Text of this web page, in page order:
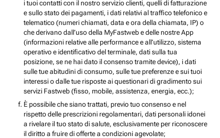
i tuoi contatti con il nostro servizio clienti, quelli di fatturazione
e sullo stato dei pagamenti, i dati relativi al traffico telefonico e
telematico (numeri chiamati, data e ora della chiamata, IP) o
che derivano dall’uso della MyFastweb e delle nostre App
(informazioni relative alle performance e all’utilizzo, sistema
operativo e identificativo del terminale, dati sulla tua
posizione, se ne hai dato il consenso tramite device), i dati
sulle tue abitudini di consumo, sulle tue preferenze e sui tuoi
interessi o dalle tue risposte ai questionari di gradimento sui
servizi Fastweb (fisso, mobile, assistenza, energia, ecc.);
È possibile che siano trattati, previo tuo consenso e nel
rispetto delle prescrizioni regolamentari, dati personali idonei
a rivelare il tuo stato di salute, esclusivamente per riconoscere
il diritto a fruire di offerte a condizioni agevolate;